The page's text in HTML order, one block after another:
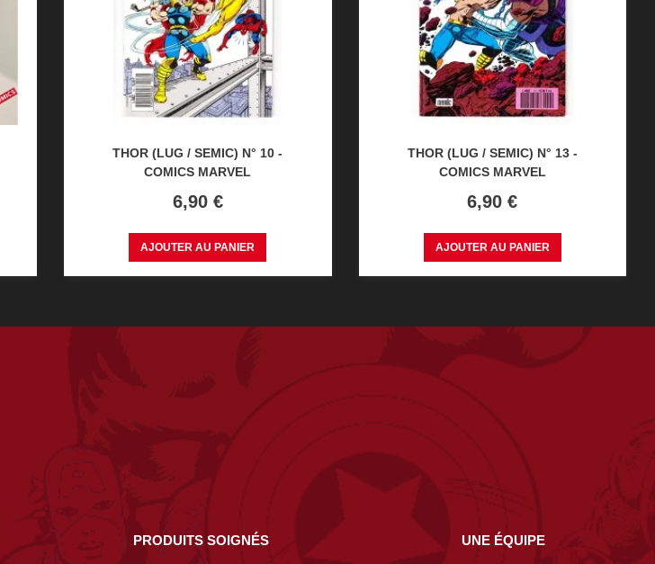
THOR (LUG / SEMIC) N° 10 -
COMICS MARVEL
Prix
6,90 €
AJOUTER AU PANIER
THOR (LUG / SEMIC) N° 13 -
COMICS MARVEL
Prix
6,90 €
AJOUTER AU PANIER
PRODUITS SOIGNÉS UNE ÉQUIPE